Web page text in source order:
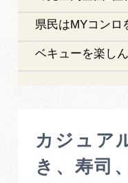
県民はMYコンロ
ベキューを楽し
カジュア
き、寿司